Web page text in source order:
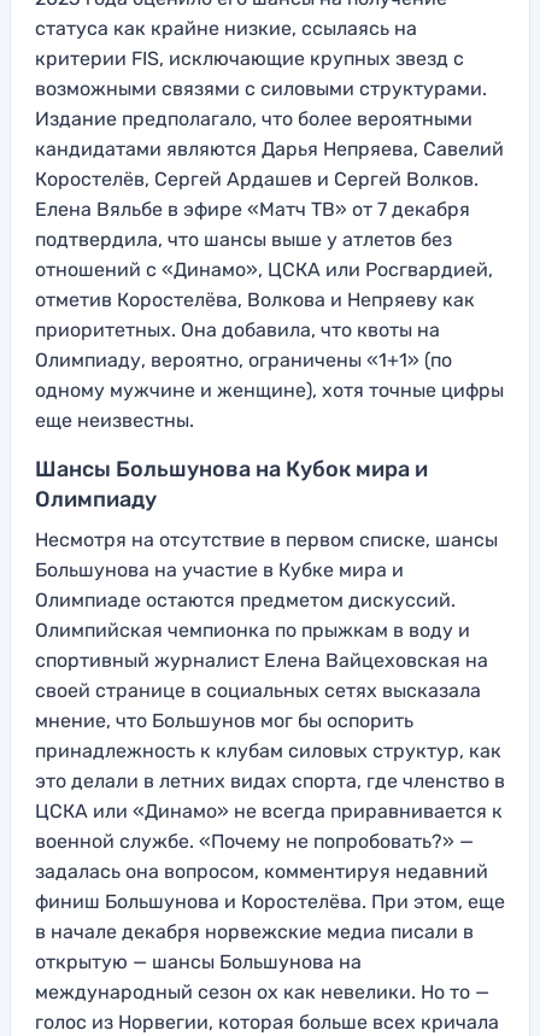
статуса как крайне низкие, ссылаясь на
критерии FIS, исключающие крупных звезд с
возможными связями с силовыми структурами.
Издание предполагало, что более вероятными
кандидатами являются Дарья Непряева, Савелий
Коростелёв, Сергей Ардашев и Сергей Волков.
Елена Вяльбе в эфире «Матч ТВ» от 7 декабря
подтвердила, что шансы выше у атлетов без
отношений с «Динамо», ЦСКА или Росгвардией,
отметив Коростелёва, Волкова и Непряеву как
приоритетных. Она добавила, что квоты на
Олимпиаду, вероятно, ограничены «1+1» (по
одному мужчине и женщине), хотя точные цифры
еще неизвестны.
Шансы Большунова на Кубок мира и
Олимпиаду
Несмотря на отсутствие в первом списке, шансы
Большунова на участие в Кубке мира и
Олимпиаде остаются предметом дискуссий.
Олимпийская чемпионка по прыжкам в воду и
спортивный журналист Елена Вайцеховская на
своей странице в социальных сетях высказала
мнение, что Большунов мог бы оспорить
принадлежность к клубам силовых структур, как
это делали в летних видах спорта, где членство в
ЦСКА или «Динамо» не всегда приравнивается к
военной службе. «Почему не попробовать?» —
задалась она вопросом, комментируя недавний
финиш Большунова и Коростелёва. При этом, еще
в начале декабря норвежские медиа писали в
открытую — шансы Большунова на
международный сезон ох как невелики. Но то —
голос из Норвегии, которая больше всех кричала